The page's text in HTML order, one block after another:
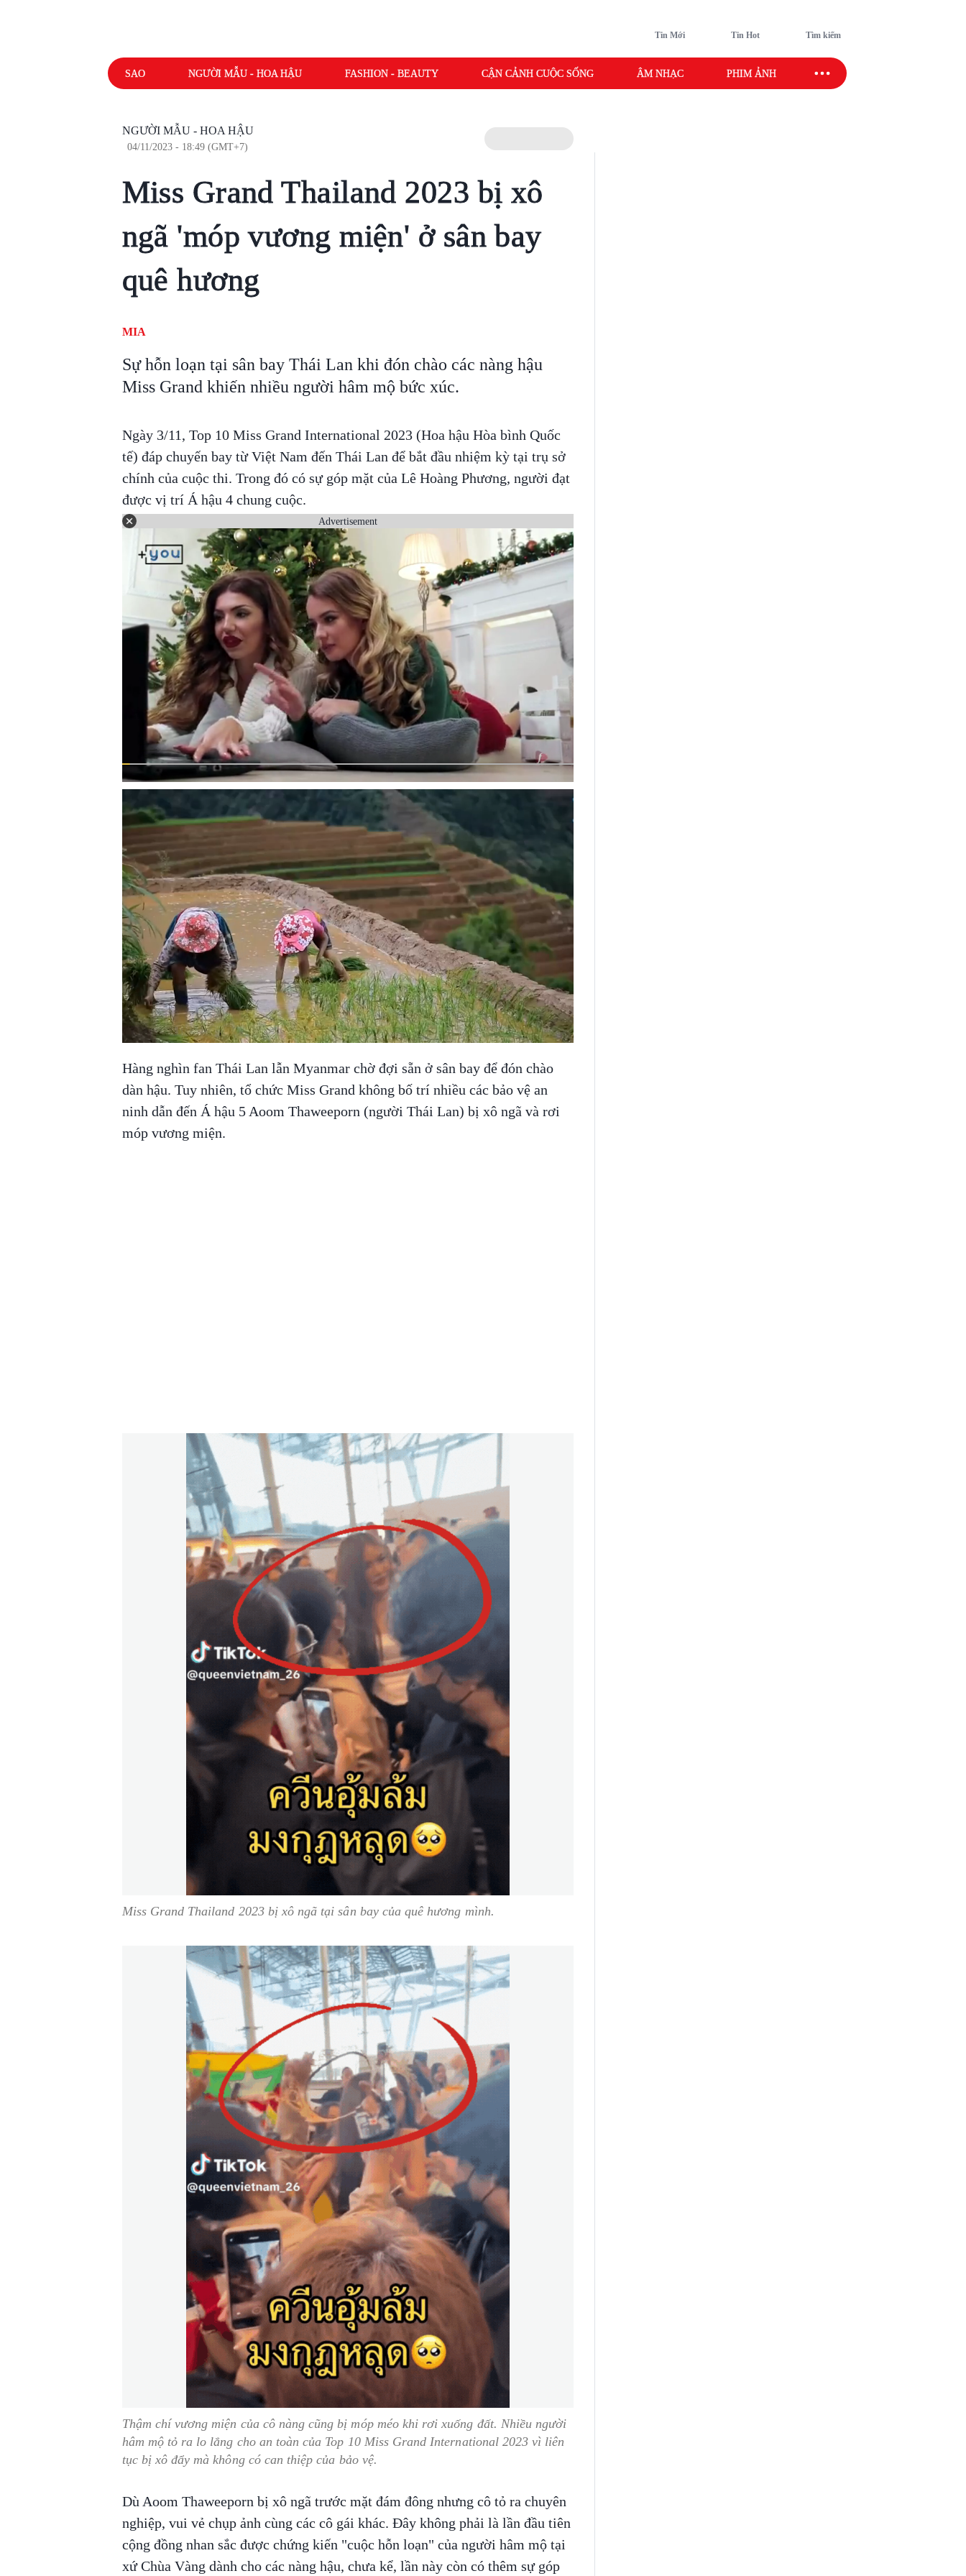
Tin Mới Tin Hot Tìm kiếm
SAO NGƯỜI MẪU - HOA HẬU FASHION - BEAUTY CẬN CẢNH CUỘC SỐNG ÂM NHẠC PHIM ẢNH SAO SPORT
NGƯỜI MẪU - HOA HẬU
04/11/2023 - 18:49 (GMT+7)
Miss Grand Thailand 2023 bị xô
ngã 'móp vương miện' ở sân bay
quê hương
MIA
Sự hỗn loạn tại sân bay Thái Lan khi đón chào các nàng hậu
Miss Grand khiến nhiều người hâm mộ bức xúc.
Ngày 3/11, Top 10 Miss Grand International 2023 (Hoa hậu Hòa bình Quốc
tế) đáp chuyến bay từ Việt Nam đến Thái Lan để bắt đầu nhiệm kỳ tại trụ sở
chính của cuộc thi. Trong đó có sự góp mặt của Lê Hoàng Phương, người đạt
được vị trí Á hậu 4 chung cuộc.
Advertisement
Hàng nghìn fan Thái Lan lẫn Myanmar chờ đợi sẵn ở sân bay để đón chào
dàn hậu. Tuy nhiên, tổ chức Miss Grand không bố trí nhiều các bảo vệ an
ninh dẫn đến Á hậu 5 Aoom Thaweeporn (người Thái Lan) bị xô ngã và rơi
móp vương miện.
Miss Grand Thailand 2023 bị xô ngã tại sân bay của quê hương mình.
Thậm chí vương miện của cô nàng cũng bị móp méo khi rơi xuống đất. Nhiều người
hâm mộ tỏ ra lo lắng cho an toàn của Top 10 Miss Grand International 2023 vì liên
tục bị xô đẩy mà không có can thiệp của bảo vệ.
Dù Aoom Thaweeporn bị xô ngã trước mặt đám đông nhưng cô tỏ ra chuyên
nghiệp, vui vẻ chụp ảnh cùng các cô gái khác. Đây không phải là lần đầu tiên
cộng đồng nhan sắc được chứng kiến "cuộc hỗn loạn" của người hâm mộ tại
xứ Chùa Vàng dành cho các nàng hậu, chưa kể, lần này còn có thêm sự góp